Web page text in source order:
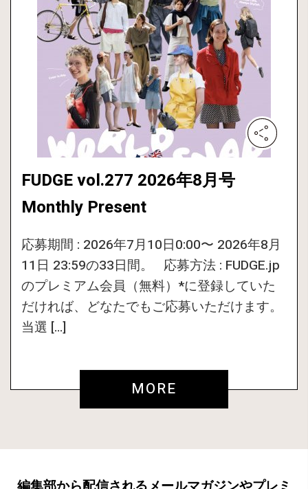
FUDGE vol.277 2026年8月号
Monthly Present
応募期間 : 2026年7月10日0:00〜 2026年8月
11日 23:59の33日間。 応募方法 : FUDGE.jp
のプレミアム会員（無料）*に登録していた
だければ、どなたでもご応募いただけます。
当選 […]
MORE